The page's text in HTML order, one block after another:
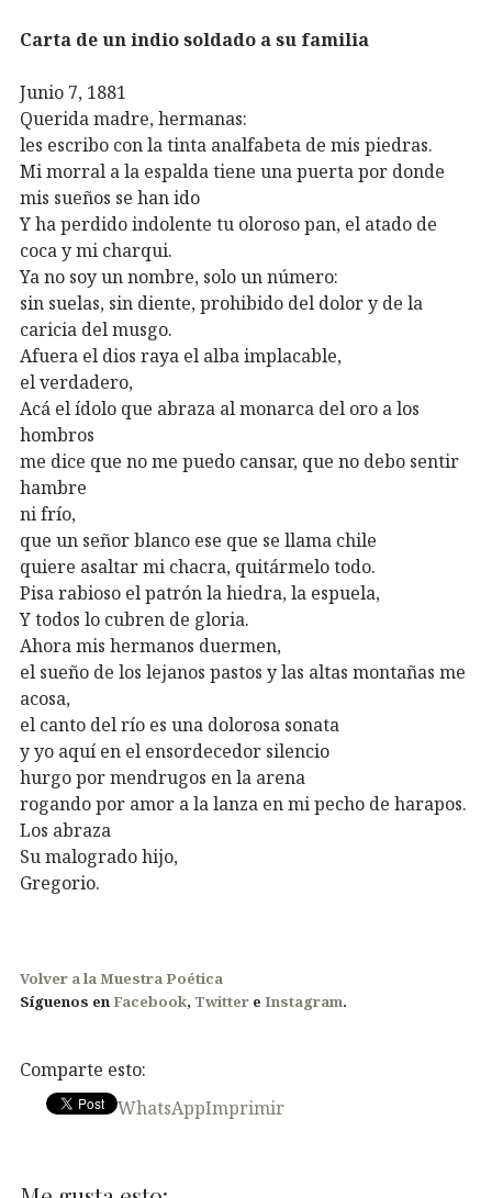
Carta de un indio soldado a su familia
Junio 7, 1881
Querida madre, hermanas:
les escribo con la tinta analfabeta de mis piedras.
Mi morral a la espalda tiene una puerta por donde
mis sueños se han ido
Y ha perdido indolente tu oloroso pan, el atado de
coca y mi charqui.
Ya no soy un nombre, solo un número:
sin suelas, sin diente, prohibido del dolor y de la
caricia del musgo.
Afuera el dios raya el alba implacable,
el verdadero,
Acá el ídolo que abraza al monarca del oro a los
hombros
me dice que no me puedo cansar, que no debo sentir
hambre
ni frío,
que un señor blanco ese que se llama chile
quiere asaltar mi chacra, quitármelo todo.
Pisa rabioso el patrón la hiedra, la espuela,
Y todos lo cubren de gloria.
Ahora mis hermanos duermen,
el sueño de los lejanos pastos y las altas montañas me
acosa,
el canto del río es una dolorosa sonata
y yo aquí en el ensordecedor silencio
hurgo por mendrugos en la arena
rogando por amor a la lanza en mi pecho de harapos.
Los abraza
Su malogrado hijo,
Gregorio.
Volver a la Muestra Poética
Síguenos enFacebook, Twitter e Instagram.
Comparte esto:
WhatsAppImprimir